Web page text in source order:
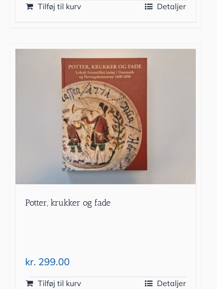
Tilføj til kurv Detaljer
Potter, krukker og fade
kr. 299.00
Tilføj til kurv Detaljer